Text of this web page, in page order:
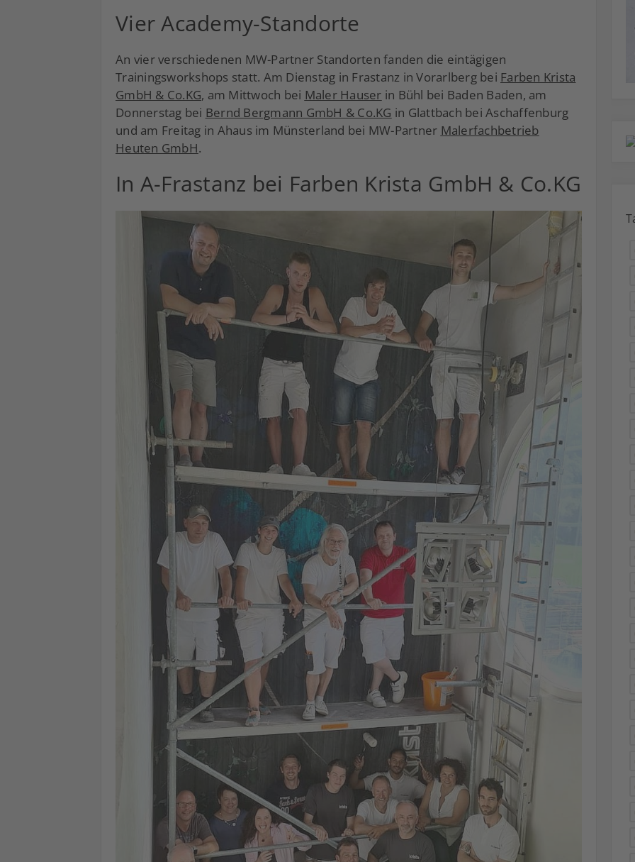
Vier Academy-Standorte
An vier verschiedenen MW-Partner Standorten fanden die eintägigen
Trainingsworkshops statt. Am Dienstag in Frastanz in Vorarlberg bei Farben Krista
GmbH & Co.KG, am Mittwoch bei Maler Hauser in Bühl bei Baden Baden, am
Donnerstag bei Bernd Bergmann GmbH & Co.KG in Glattbach bei Aschaffenburg
und am Freitag in Ahaus im Münsterland bei MW-Partner Malerfachbetrieb
Heuten GmbH.
In A-Frastanz bei Farben Krista GmbH & Co.KG